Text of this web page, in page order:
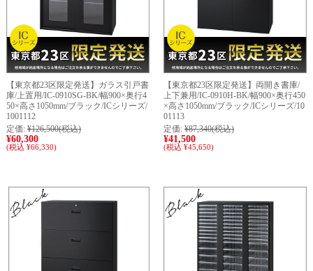
【東京都23区限定発送】ガラス引戸書
庫/上置用/IC-0910SG-BK/幅900×奥行4
50×高さ1050mm/ブラック/ICシリーズ/
1001112
定価: ¥126,500(税込)
¥60,300
(税込 ¥66,330)
【東京都23区限定発送】両開き書庫/
上下兼用/IC-0910H-BK/幅900×奥行450
×高さ1050mm/ブラック/ICシリーズ/10
01113
定価: ¥87,340(税込)
¥41,500
(税込 ¥45,650)